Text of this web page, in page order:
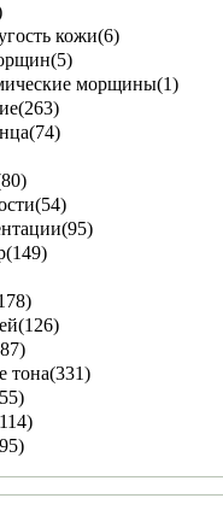
кожи(6)
(5)
морщины(1)
(263)
(74)
(54)
(95)
(149)
(126)
тона(331)